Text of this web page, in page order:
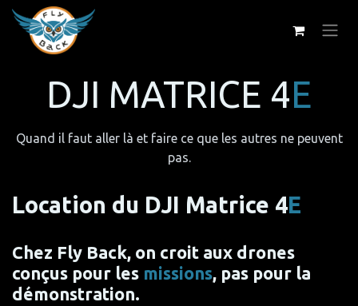
Se rendre au contenu
DJI MATRICE 4E
Quand il faut aller là et faire ce que les autres ne peuvent
pas.
Location du DJI Matrice 4E
Chez Fly Back, on croit aux drones
conçus pour les missions, pas pour la
démonstration.